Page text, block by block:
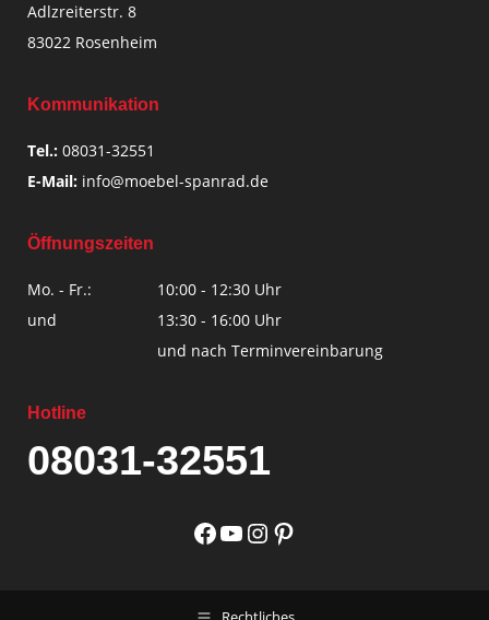
Adlzreiterstr. 8
83022 Rosenheim
Kommunikation
Tel.: 08031-32551
E-Mail: info@moebel-spanrad.de
Öffnungszeiten
Mo. - Fr.:
und
10:00 - 12:30 Uhr
13:30 - 16:00 Uhr
und nach Terminvereinbarung
Hotline
08031-32551
Facebook
YouTube
Instagram
Pinterest